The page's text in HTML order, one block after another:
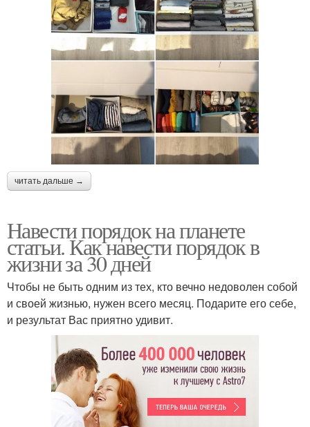
читать дальше →
Навести порядок на планете
статьи. Как навести порядок в
жизни за 30 дней
Чтобы не быть одним из тех, кто вечно недоволен собой
и своей жизнью, нужен всего месяц. Подарите его себе,
и результат Вас приятно удивит.